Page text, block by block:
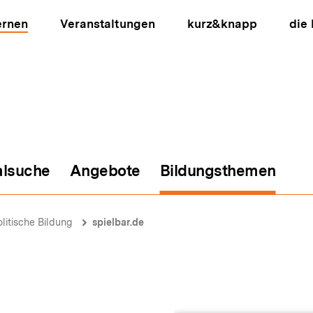
Veranstaltungen kurz&knapp die
Angebote Bildungsthemen
Bildung spielbar.de